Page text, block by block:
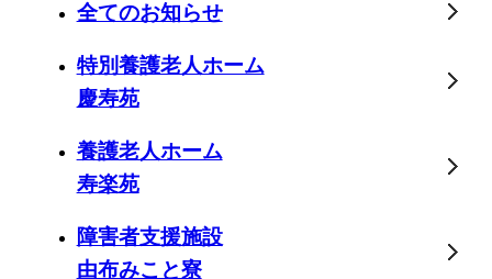
全てのお知らせ
特別養護老人ホーム
慶寿苑
養護老人ホーム
寿楽苑
障害者支援施設
由布みこと寮